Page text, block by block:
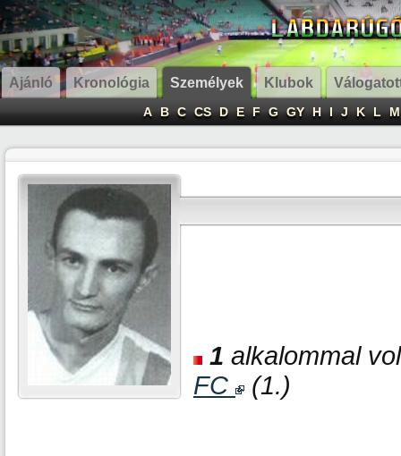
Ajánló Kronológia Személyek Klubok
A B C CS D E F G GY H I J K L M
1 alkalommal
FC
(1.)